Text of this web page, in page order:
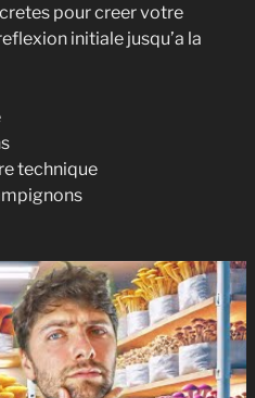
pour creer votre
initiale jusqu’a la
technique